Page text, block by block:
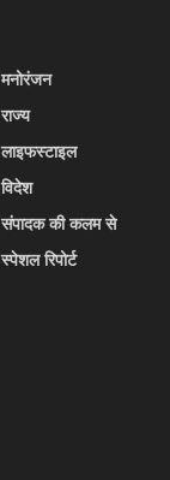
मनोरंजन
राज्य
लाइफस्टाइल
विदेश
संपादक की कलम से
स्पेशल रिपोर्ट